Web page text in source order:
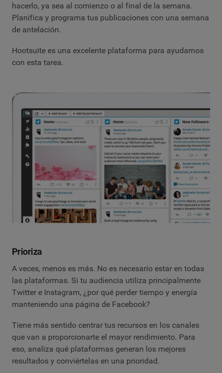
hacerlo, ya sea al comienzo o al final de la semana.
Planifica y programa tus publicaciones con una semana
de antelación.
Hootsuite es una excelente plataforma para ayudarnos
con esta tarea.
Prioriza
A veces, menos es más. No es necesario estar en todas
las plataformas. Si tu audiencia utiliza principalmente
Twitter e Instagram, ¿por qué perder tiempo y energía
manteniendo una página de Facebook?
Tiene más sentido centrar tus recursos en los canales
que van a proporcionarte el mayor rendimiento. Para
eso, analiza qué plataformas generan los mejores
resultados y conviértelas en una prioridad.